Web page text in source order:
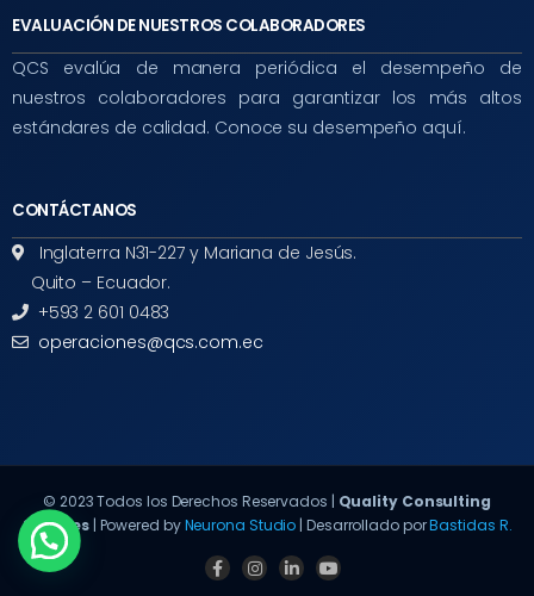
EVALUACIÓN DE NUESTROS COLABORADORES
QCS evalúa de manera periódica el desempeño de
nuestros colaboradores para garantizar los más altos
estándares de calidad. Conoce su desempeño aquí.
CONTÁCTANOS
Inglaterra N31-227 y Mariana de Jesús.
Quito – Ecuador.
+593 2 601 0483
operaciones@qcs.com.ec
© 2023 Todos los Derechos Reservados | Quality Consulting
Services| Powered byNeurona Studio | Desarrollado porBastidas R.